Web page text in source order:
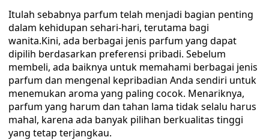
Itulah sebabnya parfum telah menjadi bagian penting
dalam kehidupan sehari-hari, terutama bagi
wanita.Kini, ada berbagai jenis parfum yang dapat
dipilih berdasarkan preferensi pribadi. Sebelum
membeli, ada baiknya untuk memahami berbagai jenis
parfum dan mengenal kepribadian Anda sendiri untuk
menemukan aroma yang paling cocok. Menariknya,
parfum yang harum dan tahan lama tidak selalu harus
mahal, karena ada banyak pilihan berkualitas tinggi
yang tetap terjangkau.